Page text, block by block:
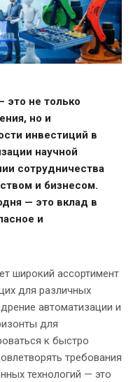
это не только
но и
инвестиций в
научной
сотрудничества
и бизнесом.
— это вклад в
и
широкий ассортимент
для различных
автоматизации и
для
к быстро
требования
технологий — это